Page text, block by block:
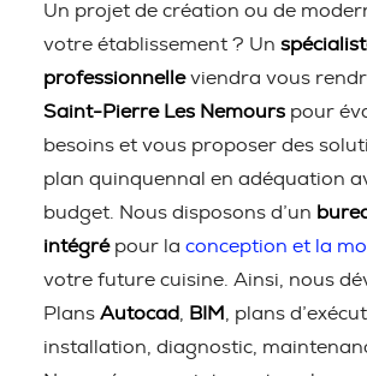
Un projet de création ou de
votre établissement ? Un
professionnelleviendra vous
Saint-Pierre Les Nemours pour
besoins et vous proposer des
plan quinquennal en adéquation
budget. Nous disposons d’un
intégrépour la conception et la
votre future cuisine. Ainsi, nous
Plans Autocad BIM
, plans
installation, diagnostic,